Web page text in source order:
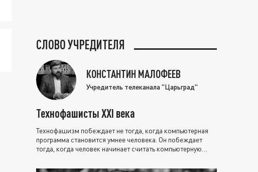
СЛОВО УЧРЕДИТЕЛЯ
КОНСТАНТИН МАЛОФЕЕВ
Учредитель телеканала "Царьград"
Технофашисты XXI века
Технофашизм побеждает не тогда, когда компьютерная
программа становится умнее человека. Он побеждает
тогда, когда человек начинает считать компьютерную